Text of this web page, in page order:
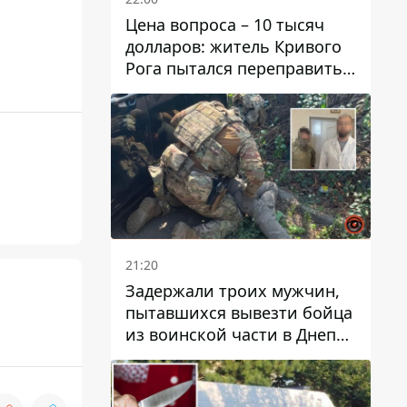
Цена вопроса – 10 тысяч
долларов: житель Кривого
Рога пытался переправить
мужчину в Словакию
21:20
Задержали троих мужчин,
пытавшихся вывезти бойца
из воинской части в Днепр
за 7 тысяч долларов: среди
них был врач